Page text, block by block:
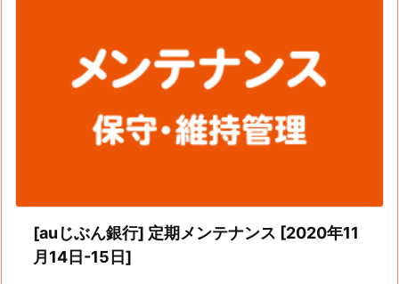
[auじぶん銀行] 定期メンテナンス [2020年11
月14日-15日]